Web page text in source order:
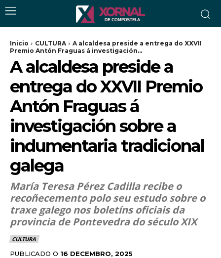
Inicio CULTURA
A alcaldesa preside a entrega do XXVII
Premio Antón Fraguas á investigación...
A alcaldesa preside a
entrega do XXVII Premio
Antón Fraguas á
investigación sobre a
indumentaria tradicional
galega
María Teresa Pérez Cadilla recibe o
recoñecemento polo seu estudo sobre o
traxe galego nos boletíns oficiais da
provincia de Pontevedra do século XIX
CULTURA
PUBLICADO O 16 DECEMBRO, 2025